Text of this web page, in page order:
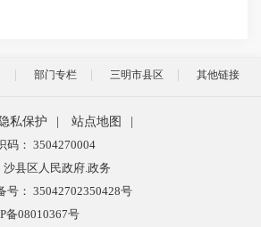
部门专栏 三明市县区 其他链接
隐私保护 站点地图
码： 3504270004
县区人民政府.政务
号： 35042702350428号
备08010367号